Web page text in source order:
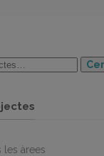
les àrees